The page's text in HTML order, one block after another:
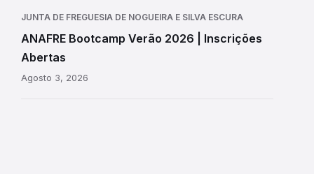
JUNTA DE FREGUESIA DE NOGUEIRA E SILVA ESCURA
ANAFRE Bootcamp Verão 2026 | Inscrições
Abertas
Agosto 3, 2026